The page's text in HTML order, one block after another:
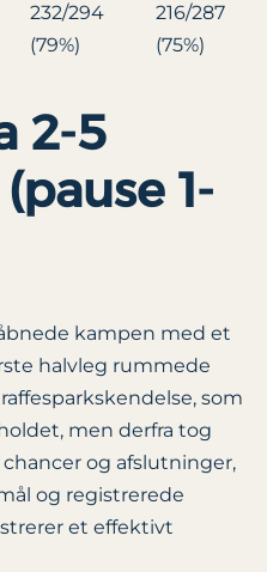
232/294
(79%)
216/287
(75%)
2-5
1-
åbnede kampen med et
halvleg rummede
som
men derfra tog
og afslutninger,
og registrerede
et effektivt